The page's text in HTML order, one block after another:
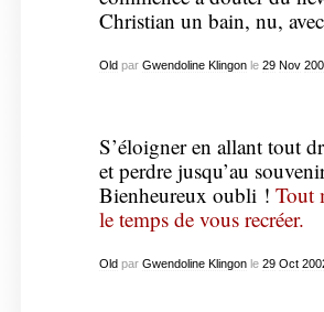
Christian un bain, nu,
Oldpar Gwendoline Klingonle 29 Nov
S’éloigner en allant tout
et perdre jusqu’au
Bienheureux oubli ! Tout
le temps de vous recréer.
Oldpar Gwendoline Klingonle 29 Oct